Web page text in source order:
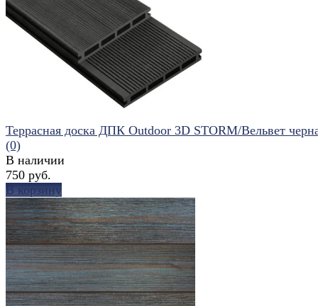
избранное сравнить
избранное сравнить
Террасная доска ДПК Outdoor 3D STORM/Вельвет
(0)
В наличии
750 руб.
В корзину